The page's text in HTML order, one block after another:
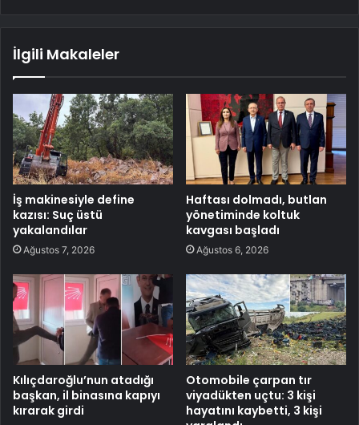
İlgili Makaleler
İş makinesiyle define
kazısı: Suç üstü
yakalandılar
Ağustos 7, 2026
Haftası dolmadı, butlan
yönetiminde koltuk
kavgası başladı
Ağustos 6, 2026
Kılıçdaroğlu’nun atadığı
başkan, il binasına kapıyı
kırarak girdi
Otomobile çarpan tır
viyadükten uçtu: 3 kişi
hayatını kaybetti, 3 kişi